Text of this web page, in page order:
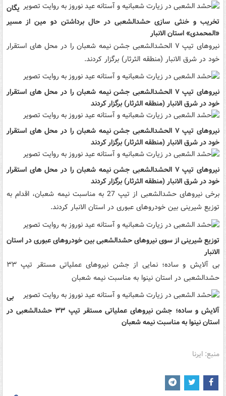
یگان
تخریب و خنثی سازی حشدالشعبی در حال برداشتن دو مین از مسیر
«المحمدی» استان الانبار
نیروهای تیپ ۷ الحشدالشعبی جشن نیمه شعبان را در محل های استقرار
خود در شرق الانبار (منطقه الثرثار) برگزار کردند.
نیروهای تیپ ۷ الحشدالشعبی جشن نیمه شعبان را در محل های استقرار
خود در شرق الانبار (منطقه الثرثار) برگزار کردند
نیروهای تیپ ۷ الحشدالشعبی جشن نیمه شعبان را در محل های استقرار
خود در شرق الانبار (منطقه الثرثار) برگزار کردند
نیروهای تیپ ۷ الحشدالشعبی جشن نیمه شعبان را در محل های استقرار
خود در شرق الانبار (منطقه الثرثار) برگزار کردند
برخی نیروهای حشدالشعبی از تیپ 27 به مناسبت نیمه شعبان، اقدام به
توزیع شیرینی بین خودروهای عبوری در استان الانبار کردند.
توزیع شیرینی از سوی نیروهای حشدالشعبی بین خودروهای عبوری در استان
الانبار
بی آلایش و ساده؛ نمایی از جشن نیروهای عملیاتی مستقر تیپ ۳۳
حشدالشعبی در استان نینوا به مناسبت نیمه شعبان
بی
آلایش و ساده؛ جشن نیروهای عملیاتی مستقر تیپ ۳۳ حشدالشعبی در
استان نینوا به مناسبت نیمه شعبان
منبع: ایرنا